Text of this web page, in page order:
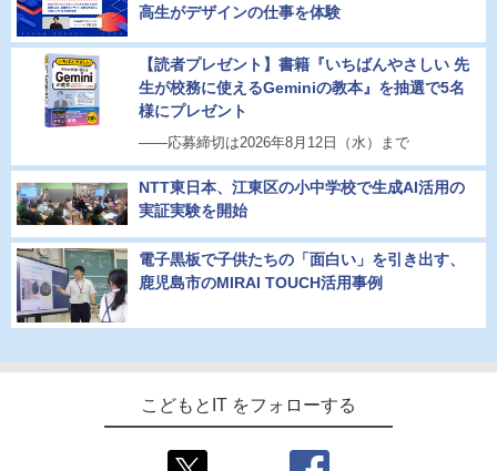
高生がデザインの仕事を体験
【読者プレゼント】書籍『いちばんやさしい 先
生が校務に使えるGeminiの教本』を抽選で5名
様にプレゼント
――応募締切は2026年8月12日（水）まで
NTT東日本、江東区の小中学校で生成AI活用の
実証実験を開始
電子黒板で子供たちの「面白い」を引き出す、
鹿児島市のMIRAI TOUCH活用事例
こどもとIT をフォローする